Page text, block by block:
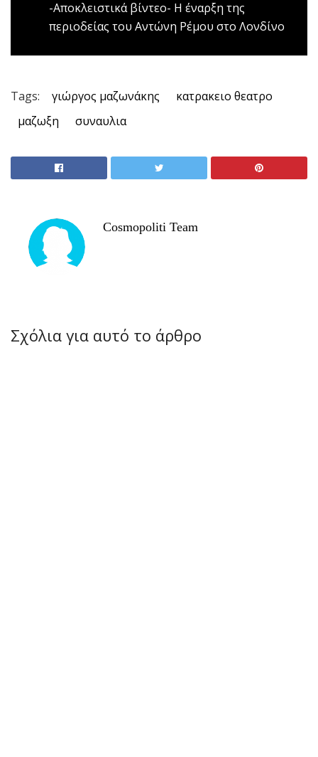
-Αποκλειστικά βίντεο- Η έναρξη της
περιοδείας του Αντώνη Ρέμου στο Λονδίνο
Tags: γιώργος μαζωνάκης
κατρακειο θεατρο
μαζωξη
συναυλια
Cosmopoliti Team
Σχόλια για αυτό το άρθρο